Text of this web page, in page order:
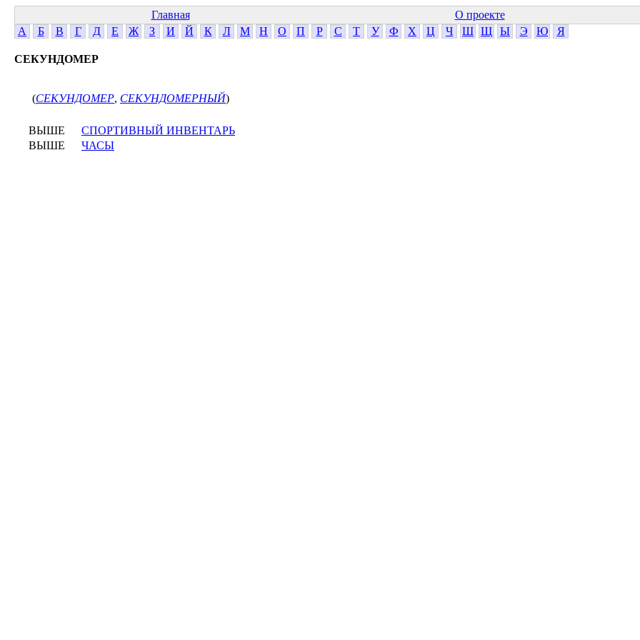
Главная О проекте
А
Б В Г Д Е Ж З И Й К Л М Н О П Р С Т У Ф Х Ц Ч Ш Щ Ы Э Ю Я
СЕКУНДОМЕР
(СЕКУНДОМЕР, СЕКУНДОМЕРНЫЙ)
ВЫШЕ
СПОРТИВНЫЙ ИНВЕНТАРЬ
ВЫШЕ
ЧАСЫ